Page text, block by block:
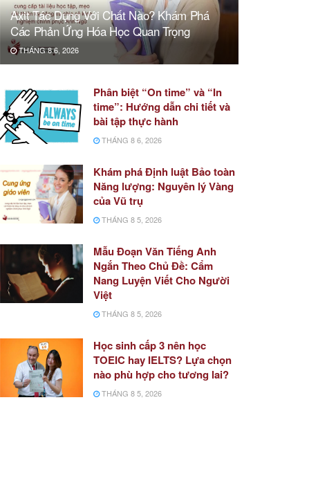
Axit Tác Dụng Với Chất Nào? Khám Phá
Các Phản Ứng Hóa Học Quan Trọng
THÁNG 8 6, 2026
Phân biệt “On time” và “In
time”: Hướng dẫn chi tiết và
bài tập thực hành
THÁNG 8 6, 2026
Khám phá Định luật Bảo toàn
Năng lượng: Nguyên lý Vàng
của Vũ trụ
THÁNG 8 5, 2026
Mẫu Đoạn Văn Tiếng Anh
Ngắn Theo Chủ Đề: Cẩm
Nang Luyện Viết Cho Người
Việt
THÁNG 8 5, 2026
Học sinh cấp 3 nên học
TOEIC hay IELTS? Lựa chọn
nào phù hợp cho tương lai?
THÁNG 8 5, 2026